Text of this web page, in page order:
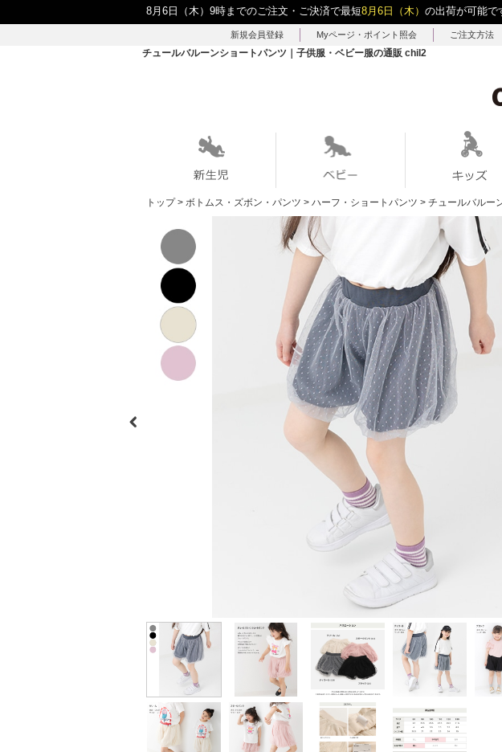
8月6日（木）9時までのご注文・ご決済で最短8月6日（木） の出荷が可能で
新規会員登録 Myページ・ポイント照会 ご注文方法
チュールバルーンショートパンツ｜子供服・ベビー服の通販 chil2
トップ > ボトムス・ズボン・パンツ > ハーフ・ショートパンツ > チュールバルー